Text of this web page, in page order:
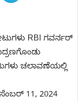
RBI ಗವರ್ನರ್
ಚಲಾವಣೆಯಲ್ಲಿ
11, 2024